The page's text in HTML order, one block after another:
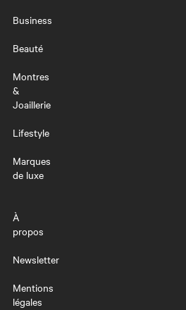
Business
Beauté
Montres
&
Joaillerie
Lifestyle
Marques
de luxe
À
propos
Newsletter
Mentions
légales